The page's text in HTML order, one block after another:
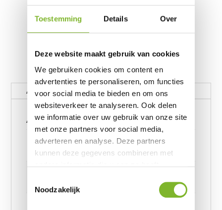
Toestemming Details Over
Deze website maakt gebruik van cookies
We gebruiken cookies om content en
advertenties te personaliseren, om functies
voor social media te bieden en om ons
websiteverkeer te analyseren. Ook delen
we informatie over uw gebruik van onze site
met onze partners voor social media,
adverteren en analyse. Deze partners
kunnen deze gegevens combineren met
basis van uw gebruik van hun services.
Noodzakelijk
Aanvullende informatie
Aanvullende informatie
Gewicht
62390656 kg